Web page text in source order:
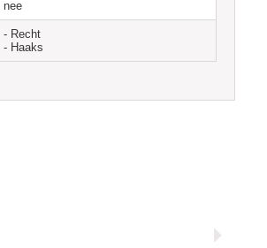
nee
- Recht
- Haaks